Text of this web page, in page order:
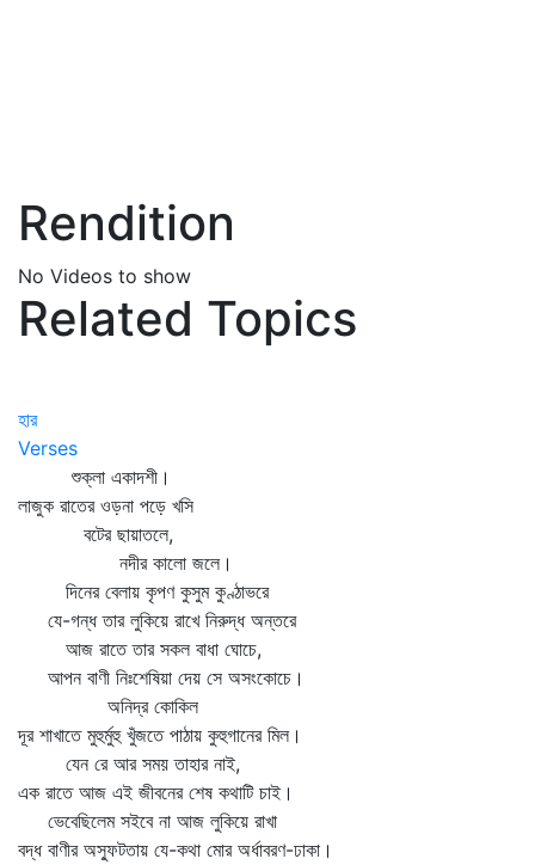
Rendition
No Videos to show
Related Topics
হার
Verses
শুক্লা একাদশী।
লাজুক রাতের ওড়না পড়ে খসি
বটের ছায়াতলে,
নদীর কালো জলে।
দিনের বেলায় কৃপণ কুসুম কুণ্ঠাভরে
যে-গন্ধ তার লুকিয়ে রাখে নিরুদ্ধ অন্তরে
আজ রাতে তার সকল বাধা ঘোচে,
আপন বাণী নিঃশেষিয়া দেয় সে অসংকোচে।
অনিদ্র কোকিল
দূর শাখাতে মুহুর্মুহু খুঁজতে পাঠায় কুহুগানের মিল।
যেন রে আর সময় তাহার নাই,
এক রাতে আজ এই জীবনের শেষ কথাটি চাই।
ভেবেছিলেম সইবে না আজ লুকিয়ে রাখা
বদ্ধ বাণীর অস্ফুটতায় যে-কথা মোর অর্ধাবরণ-ঢাকা।